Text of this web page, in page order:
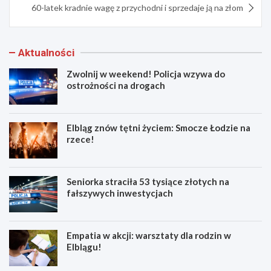
60-latek kradnie wagę z przychodni i sprzedaje ją na złom
Aktualności
Zwolnij w weekend! Policja wzywa do
ostrożności na drogach
Elbląg znów tętni życiem: Smocze Łodzie na
rzece!
Seniorka straciła 53 tysiące złotych na
fałszywych inwestycjach
Empatia w akcji: warsztaty dla rodzin w
Elblągu!
Z
E